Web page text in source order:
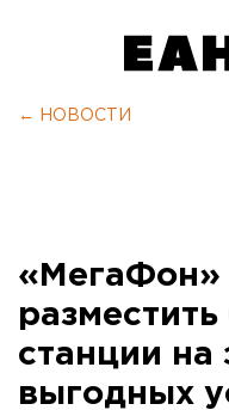
← НОВОСТИ
«МегаФон»
станции на
выгодных